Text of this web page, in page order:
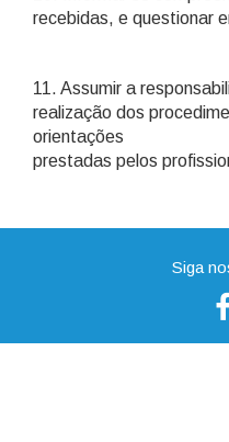
recebidas, e questionar
11. Assumir a
realização dos
orientações
prestadas pelos
Siga